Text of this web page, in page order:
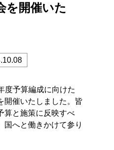
を開催いた
度予算編成に向けた
開催いたしました。皆
算と施策に反映すべ
国へと働きかけて参り